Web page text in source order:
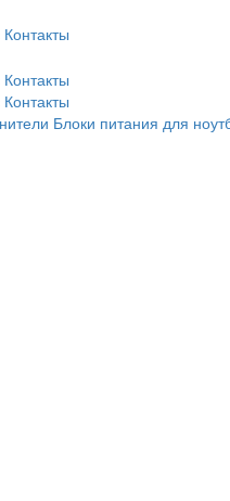
Контакты
Контакты
Контакты
Блоки питания для